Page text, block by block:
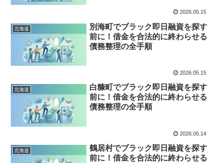
2026.05.15
北海道
別海町でブラック即日融資を探す
前に！借金を合法的に終わらせる
債務整理の全手順
2026.05.15
北海道
白糠町でブラック即日融資を探す
前に！借金を合法的に終わらせる
債務整理の全手順
2026.05.14
北海道
鶴居村でブラック即日融資を探す
前に！借金を合法的に終わらせる